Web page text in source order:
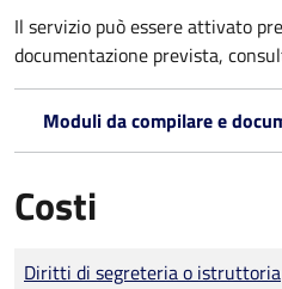
Il servizio può essere attivato
documentazione prevista,
Moduli da compilare e
Costi
Tipo di pagamento
Importo
Diritti di segreteria o istruttoria